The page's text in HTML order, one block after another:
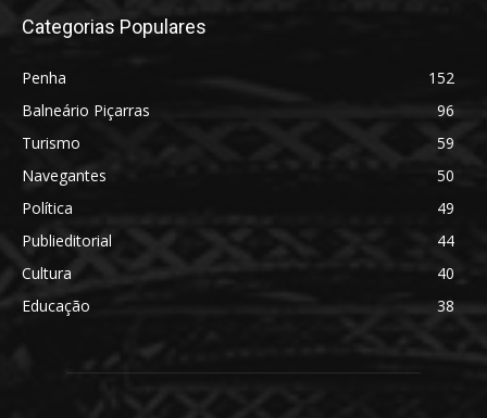
Categorias Populares
Penha
152
Balneário Piçarras
96
Turismo
59
Navegantes
50
Política
49
Publieditorial
44
Cultura
40
Educação
38